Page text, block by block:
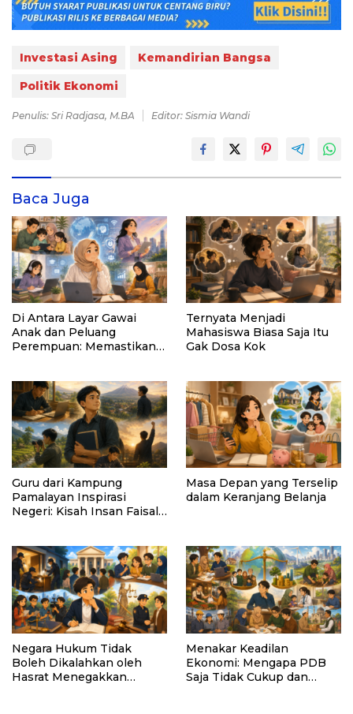
Investasi Asing
Kemandirian Bangsa
Politik Ekonomi
Penulis: Sri Radjasa, M.BA Editor: Sismia Wandi
Baca Juga
Di Antara Layar Gawai
Anak dan Peluang
Perempuan: Memastikan
Ternyata Menjadi
Mahasiswa Biasa Saja Itu
Gak Dosa Kok
Guru dari Kampung
Pamalayan Inspirasi
Negeri: Kisah Insan Faisal
Pelosok Negeri”
Masa Depan yang Terselip
dalam Keranjang Belanja
Negara Hukum Tidak
Boleh Dikalahkan oleh
Hasrat Menegakkan
Menakar Keadilan
Ekonomi: Mengapa PDB
Saja Tidak Cukup dan